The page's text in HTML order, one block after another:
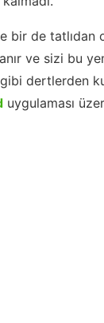
bir de tatlıdan
ve sizi bu
dertlerden
uygulaması